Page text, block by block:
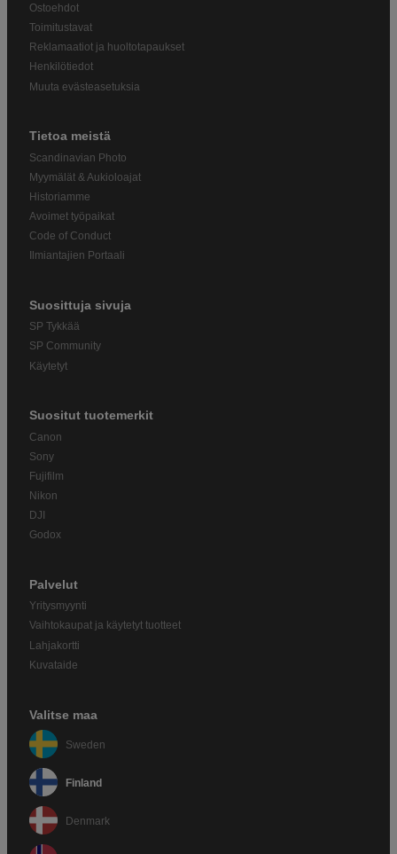
Ostoehdot
Toimitustavat
Reklamaatiot ja huoltotapaukset
Henkilötiedot
Muuta evästeasetuksia
Tietoa meistä
Scandinavian Photo
Myymälät & Aukioloajat
Historiamme
Avoimet työpaikat
Code of Conduct
Ilmiantajien Portaali
Suosittuja sivuja
SP Tykkää
SP Community
Käytetyt
Suositut tuotemerkit
Canon
Sony
Fujifilm
Nikon
DJI
Godox
Palvelut
Yritysmyynti
Vaihtokaupat ja käytetyt tuotteet
Lahjakortti
Kuvataide
Valitse maa
Sweden
Finland
Denmark